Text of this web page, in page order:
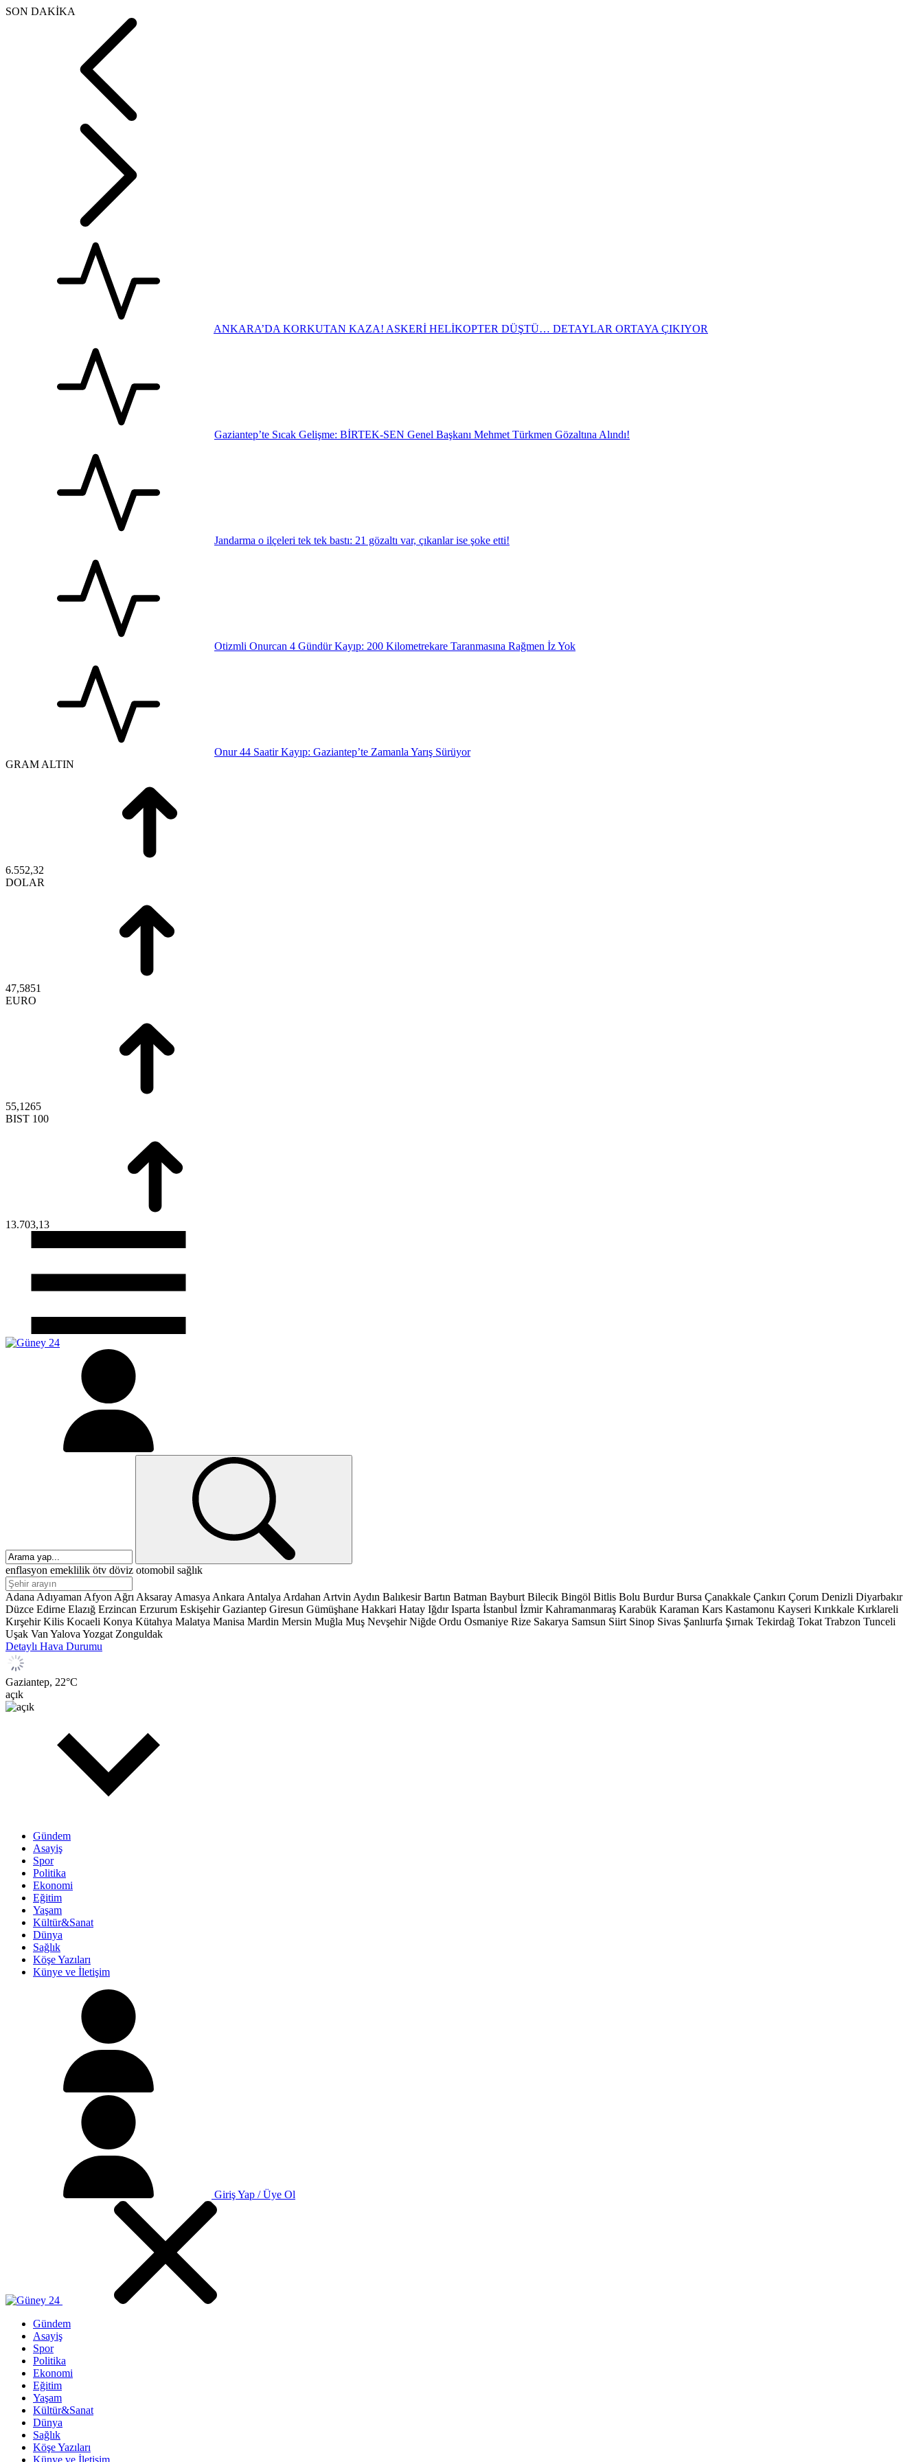
SON DAKİKA
ANKARA’DA KORKUTAN KAZA! ASKERİ HELİKOPTER DÜŞTÜ… DETAYLAR ORTAYA ÇIKIYOR
Gaziantep’te Sıcak Gelişme: BİRTEK-SEN Genel Başkanı Mehmet Türkmen Gözaltına Alındı!
Jandarma o ilçeleri tek tek bastı: 21 gözaltı var, çıkanlar ise şoke etti!
Otizmli Onurcan 4 Gündür Kayıp: 200 Kilometrekare Taranmasına Rağmen İz Yok
Onur 44 Saatir Kayıp: Gaziantep’te Zamanla Yarış Sürüyor
GRAM ALTIN
6.552,32
DOLAR
47,5851
EURO
55,1265
BIST 100
13.703,13
enflasyon emeklilik ötv döviz otomobil sağlık
Adana Adıyaman Afyon Ağrı Aksaray Amasya Ankara Antalya Ardahan Artvin Aydın Balıkesir Bartın Batman Bayburt Bilecik Bingöl Bitlis Bolu Burdur Bursa Çanakkale Çankırı Çorum Denizli Diyarbakır
Düzce Edirne Elazığ Erzincan Erzurum Eskişehir Gaziantep Giresun Gümüşhane Hakkari Hatay Iğdır Isparta İstanbul İzmir Kahramanmaraş Karabük Karaman Kars Kastamonu Kayseri Kırıkkale Kırklareli
Kırşehir Kilis Kocaeli Konya Kütahya Malatya Manisa Mardin Mersin Muğla Muş Nevşehir Niğde Ordu Osmaniye Rize Sakarya Samsun Siirt Sinop Sivas Şanlıurfa Şırnak Tekirdağ Tokat Trabzon Tunceli
Uşak Van Yalova Yozgat Zonguldak
Detaylı Hava Durumu
Gaziantep, 22°C
açık
Gündem
Asayiş
Spor
Politika
Ekonomi
Eğitim
Yaşam
Kültür&Sanat
Dünya
Sağlık
Köşe Yazıları
Künye ve İletişim
Giriş Yap / Üye Ol
Gündem
Asayiş
Spor
Politika
Ekonomi
Eğitim
Yaşam
Kültür&Sanat
Dünya
Sağlık
Köşe Yazıları
Künye ve İletişim